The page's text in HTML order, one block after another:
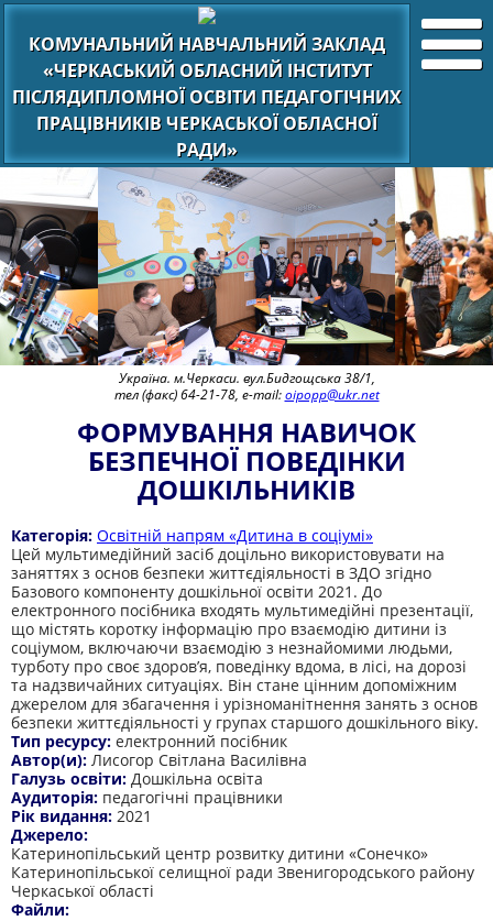
КОМУНАЛЬНИЙ НАВЧАЛЬНИЙ ЗАКЛАД
«ЧЕРКАСЬКИЙ ОБЛАСНИЙ ІНСТИТУТ
ПІСЛЯДИПЛОМНОЇ ОСВІТИ ПЕДАГОГІЧНИХ
ПРАЦІВНИКІВ ЧЕРКАСЬКОЇ ОБЛАСНОЇ
РАДИ»
Україна. м.Черкаси. вул.Бидгощська 38/1,
тел (факс) 64-21-78, e-mail:oipopp@ukr.net
ФОРМУВАННЯ НАВИЧОК
БЕЗПЕЧНОЇ ПОВЕДІНКИ
ДОШКІЛЬНИКІВ
Категорія: Освітній напрям «Дитина в соціумі»
Цей мультимедійний засіб доцільно використовувати на
заняттях з основ безпеки життєдіяльності в ЗДО згідно
Базового компоненту дошкільної освіти 2021. До
електронного посібника входять мультимедійні презентації,
що містять коротку інформацію про взаємодію дитини із
соціумом, включаючи взаємодію з незнайомими людьми,
турботу про своє здоров’я, поведінку вдома, в лісі, на дорозі
та надзвичайних ситуаціях. Він стане цінним допоміжним
джерелом для збагачення і урізноманітнення занять з основ
безпеки життєдіяльності у групах старшого дошкільного віку.
Тип ресурсу: електронний посібник
Автор(и): Лисогор Світлана Василівна
Галузь освіти: Дошкільна освіта
Аудиторія: педагогічні працівники
Рік видання: 2021
Джерело:
Катеринопільський центр розвитку дитини «Сонечко»
Катеринопільської селищної ради Звенигородського району
Черкаської області
Файли: